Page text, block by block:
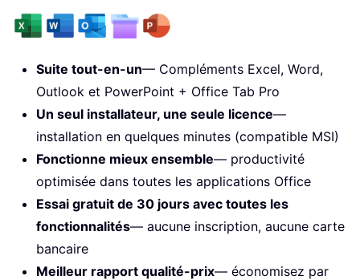
Suite tout-en-un— Compléments Excel, Word,
Outlook et PowerPoint + Office Tab Pro
Un seul installateur, une seule licence—
installation en quelques minutes (compatible MSI)
Fonctionne mieux ensemble— productivité
optimisée dans toutes les applications Office
Essai gratuit de 30 jours avec toutes les
fonctionnalités— aucune inscription, aucune carte
bancaire
Meilleur rapport qualité-prix— économisez par